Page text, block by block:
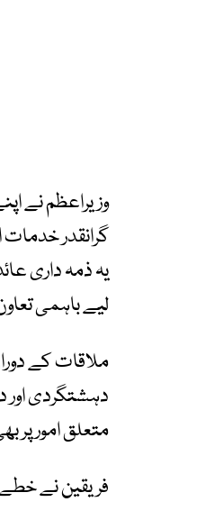
وزیراعظم نے
گرانقدر خدمات
یہ ذمہ داری
لیے باہمی
ملاقات کے
دہشتگردی اور
متعلق امور پر
فریقین نے خطے